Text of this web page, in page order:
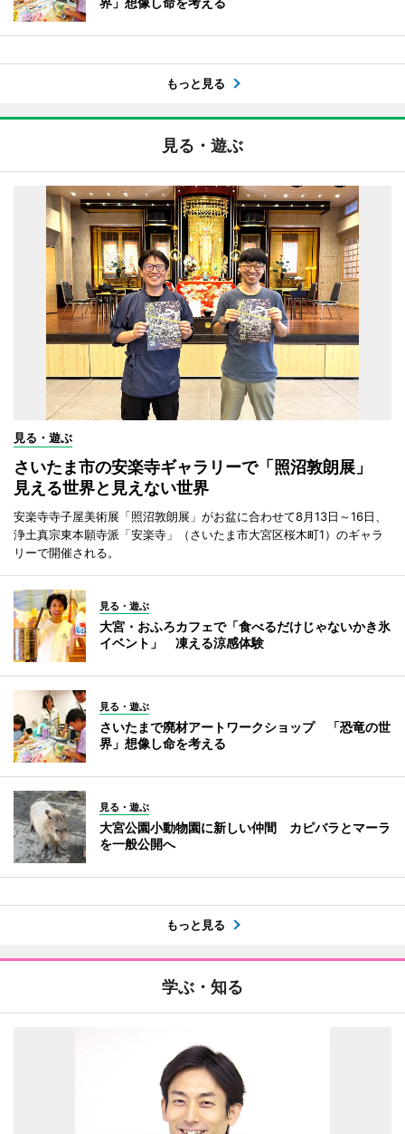
もっと見る
見る・遊ぶ
見る・遊ぶ
さいたま市の安楽寺ギャラリーで「照沼敦朗展」
見える世界と見えない世界
安楽寺寺子屋美術展「照沼敦朗展」がお盆に合わせて8月13日～16日、
浄土真宗東本願寺派「安楽寺」（さいたま市大宮区桜木町1）のギャラ
リーで開催される。
見る・遊ぶ
大宮・おふろカフェで「食べるだけじゃないかき氷
イベント」 凍える涼感体験
見る・遊ぶ
さいたまで廃材アートワークショップ 「恐竜の世
界」想像し命を考える
見る・遊ぶ
大宮公園小動物園に新しい仲間 カピバラとマーラ
を一般公開へ
もっと見る
学ぶ・知る